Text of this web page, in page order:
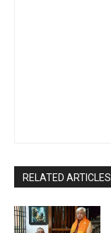
RELATED ARTICLES